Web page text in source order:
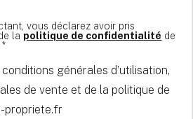
vous déclarez avoir pris
la politique de confidentialité de
*
générales d’utilisation,
de vente et de la politique de
propriete.fr